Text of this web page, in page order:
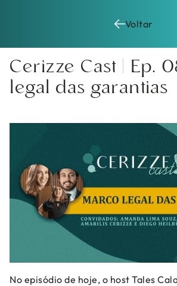
conteúdo
Voltar
Cerizze Cast | Ep.
legal das garantias
No episódio de hoje, o host Tales